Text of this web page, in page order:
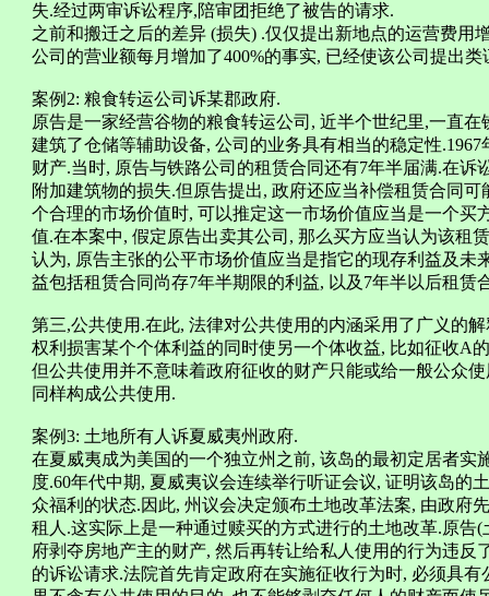
失.经过两审诉讼程序,陪审团拒绝了被告的请求.
之前和搬迁之后的差异 (损失) .仅仅提出新地点的运营费用
公司的营业额每月增加了400%的事实, 已经使该公司提出类
案例2: 粮食转运公司诉某郡政府.
原告是一家经营谷物的粮食转运公司, 近半个世纪里,一直
建筑了仓储等辅助设备, 公司的业务具有相当的稳定性
财产.当时, 原告与铁路公司的租赁合同还有7年半届满.在
附加建筑物的损失.但原告提出, 政府还应当补偿租赁合同
个合理的市场价值时, 可以推定这一市场价值应当是一个买
值.在本案中, 假定原告出卖其公司, 那么买方应当认为该租
认为, 原告主张的公平市场价值应当是指它的现存利益及未
益包括租赁合同尚存7年半期限的利益, 以及7年半以后租
第三,公共使用.在此, 法律对公共使用的内涵采用了广义的
权利损害某个个体利益的同时使另一个体收益, 比如征收A
但公共使用并不意味着政府征收的财产只能或给一般公众
同样构成公共使用.
案例3: 土地所有人诉夏威夷州政府.
在夏威夷成为美国的一个独立州之前, 该岛的最初定居者实
度.60年代中期, 夏威夷议会连续举行听证会议, 证明该岛的
众福利的状态.因此, 州议会决定颁布土地改革法案, 由政府
租人.这实际上是一种通过赎买的方式进行的土地改革.原告
府剥夺房地产主的财产, 然后再转让给私人使用的行为违
的诉讼请求.法院首先肯定政府在实施征收行为时, 必须具